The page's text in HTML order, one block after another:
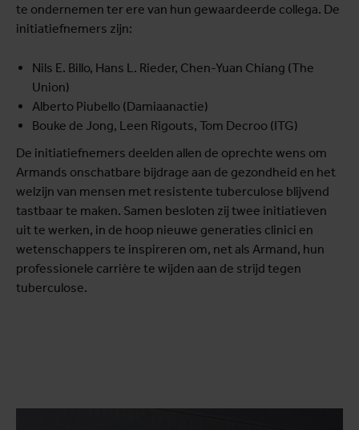
te ondernemen ter ere van hun gewaardeerde collega. De
initiatiefnemers zijn:
Nils E. Billo, Hans L. Rieder, Chen-Yuan Chiang (The
Union)
Alberto Piubello (Damiaanactie)
Bouke de Jong, Leen Rigouts, Tom Decroo (ITG)
De initiatiefnemers deelden allen de oprechte wens om
Armands onschatbare bijdrage aan de gezondheid en het
welzijn van mensen met resistente tuberculose blijvend
tastbaar te maken. Samen besloten zij twee initiatieven
uit te werken, in de hoop nieuwe generaties clinici en
wetenschappers te inspireren om, net als Armand, hun
professionele carrière te wijden aan de strijd tegen
tuberculose.